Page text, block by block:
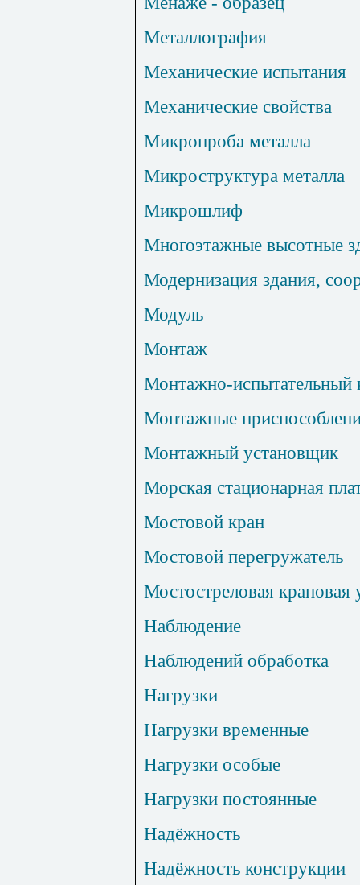
Металлография
Механические испытания
Механические свойства
Микропроба металла
Микроструктура металла
Микрошлиф
Многоэтажные высотные
Модернизация здания,
Модуль
Монтаж
Монтажно-
Монтажные
Монтажный установщик
Морская стационарная
Мостовой кран
Мостовой перегружатель
Мостостреловая крановая
Наблюдение
Наблюдений обработка
Нагрузки
Нагрузки временные
Нагрузки особые
Нагрузки постоянные
Надёжность
Надёжность конструкции